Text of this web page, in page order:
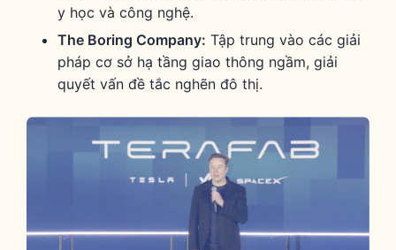
y học và công nghệ.
The Boring Company: Tập trung vào các giải
pháp cơ sở hạ tầng giao thông ngầm, giải
quyết vấn đề tắc nghẽn đô thị.